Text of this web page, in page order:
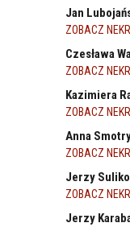
Jan
ZOBACZ
Czesława
ZOBACZ
Kazimiera
ZOBACZ
Anna
ZOBACZ
Jerzy
ZOBACZ
Jerzy